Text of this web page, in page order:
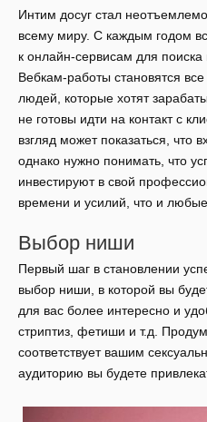
Интим досуг стал
всему миру. С каждым годом
к онлайн-сервисам для
Вебкам-работы становятся
людей, которые хотят
не готовы идти на контакт с
взгляд может показаться, что
однако нужно понимать, что
инвестируют в свой
времени и усилий, что и
Выбор ниши
Первый шаг в становлении
выбор ниши, в которой вы
для вас более интересно и
стриптиз, фетиши и т.д.
соответствует вашим
аудиторию вы будете